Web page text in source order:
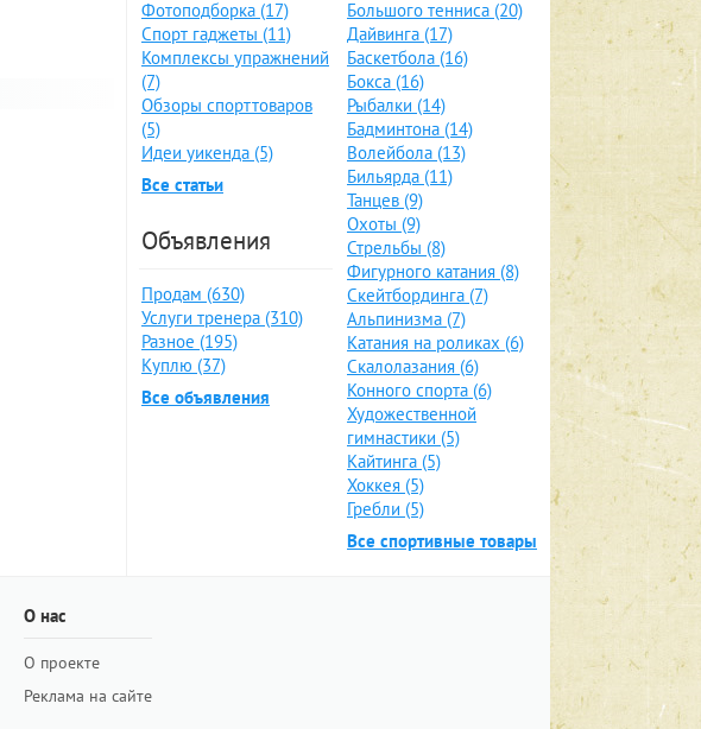
Фотоподборка (17)
Спорт гаджеты (11)
Комплексы упражнений
(7)
Обзоры спорттоваров
(5)
Идеи уикенда (5)
Все статьи
Объявления
Продам (630)
Услуги тренера (310)
Разное (195)
Куплю (37)
Все объявления
Большого тенниса (20)
Дайвинга (17)
Баскетбола (16)
Бокса (16)
Рыбалки (14)
Бадминтона (14)
Волейбола (13)
Бильярда (11)
Танцев (9)
Охоты (9)
Стрельбы (8)
Фигурного катания (8)
Скейтбординга (7)
Альпинизма (7)
Катания на роликах (6)
Скалолазания (6)
Конного спорта (6)
Художественной
гимнастики (5)
Кайтинга (5)
Хоккея (5)
Гребли (5)
Все спортивные товары
О нас
О проекте
Реклама на сайте